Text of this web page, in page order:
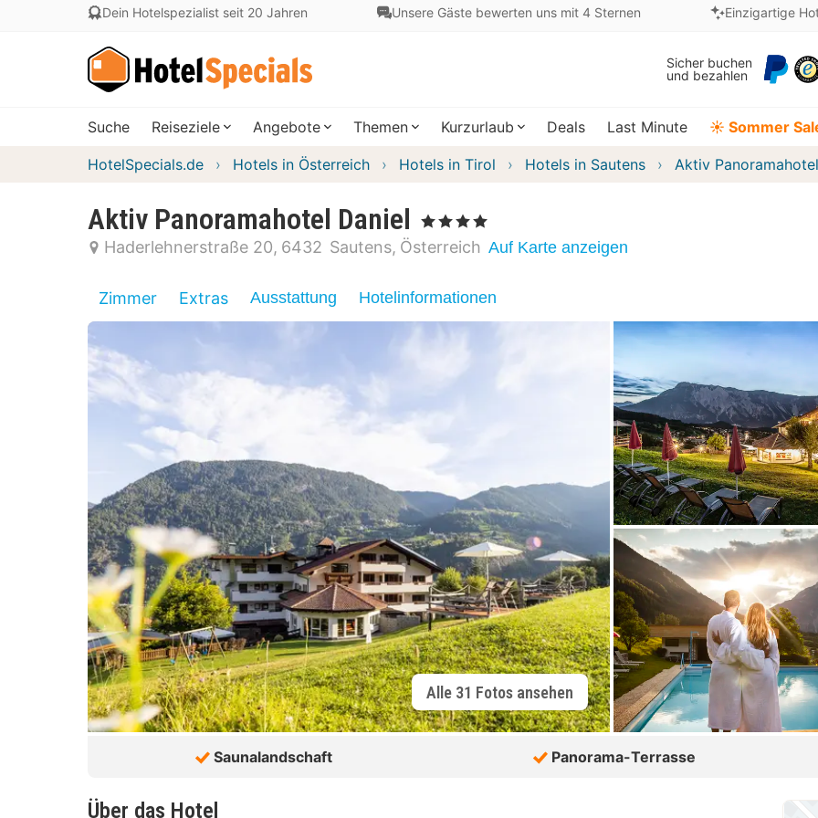
Dein Hotelspezialist seit 20 Jahren Unsere Gäste bewerten uns mit 4 Sternen Einzigartige
Sicher buchen
und bezahlen
Suche Reiseziele Angebote Themen Kurzurlaub Deals Last Minute ☀️ Sommer
HotelSpecials.de Hotels in Österreich Hotels in Tirol Hotels in Sautens Aktiv
Aktiv Panoramahotel Daniel , 4 Sterne
Haderlehnerstraße 20 6432 Sautens Österreich Auf Karte anzeigen
Zimmer Extras Ausstattung Hotelinformationen
Alle 31 Fotos ansehen
Saunalandschaft Panorama-Terrasse
Über das Hotel